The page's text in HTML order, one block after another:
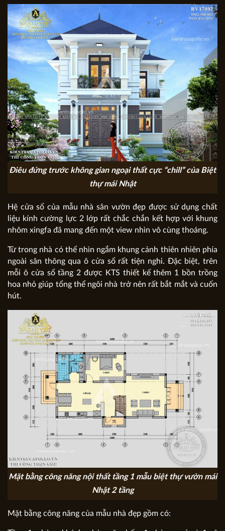
Điêu đứng trước không gian ngoại thất cực “chill” của Biệt
thự mái Nhật
Hệ cửa sổ của mẫu nhà sân vườn đẹp được sử dụng chất
liệu kính cường lực 2 lớp rất chắc chắn kết hợp với khung
nhôm xingfa đã mang đến một view nhìn vô cùng thoáng.
Từ trong nhà có thể nhìn ngắm khung cảnh thiên nhiên phía
ngoài sân thông qua ô cửa sổ rất tiện nghi. Đặc biệt, trên
mỗi ô cửa sổ tầng 2 được KTS thiết kế thêm 1 bồn trồng
hoa nhỏ giúp tổng thể ngôi nhà trở nên rất bắt mắt và cuốn
hút.
Mặt bằng công năng nội thất tầng 1 mẫu biệt thự vườn mái
Nhật 2 tầng
Mặt bằng công năng của mẫu nhà đẹp gồm có: